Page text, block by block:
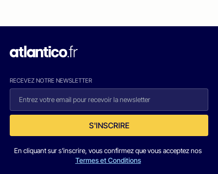
RECEVEZ NOTRE NEWSLETTER
S'INSCRIRE
En cliquant sur s'inscrire, vous confirmez que vous acceptez nos
Termes et Conditions